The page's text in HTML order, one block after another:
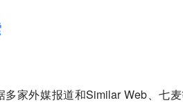
家外媒报道和Similar Web、七